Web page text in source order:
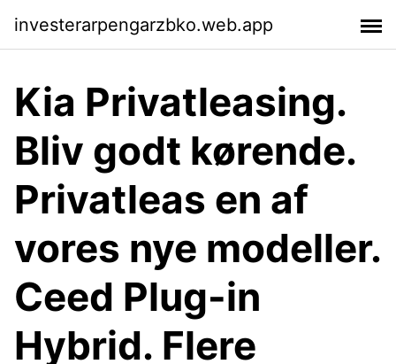
investerarpengarzbko.web.app
Kia Privatleasing.
Bliv godt kørende.
Privatleas en af
vores nye modeller.
Ceed Plug-in
Hybrid. Flere